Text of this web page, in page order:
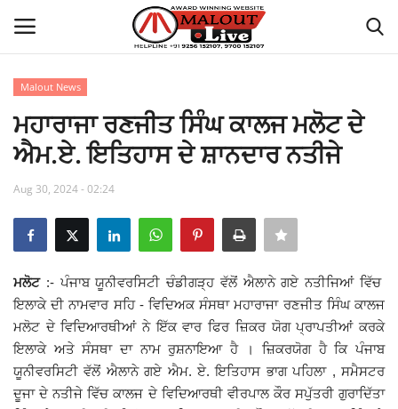
Home
How to Reach Malout
Privacy Policy
Malout News
History of Malout
Malout News
ਮਹਾਰਾਜਾ ਰਣਜੀਤ ਸਿੰਘ ਕਾਲਜ ਮਲੋਟ ਦੇ
ਐਮ.ਏ. ਇਤਿਹਾਸ ਦੇ ਸ਼ਾਨਦਾਰ ਨਤੀਜੇ
Aug 30, 2024 - 02:24
ਮਲੋਟ:- ਪੰਜਾਬ ਯੂਨੀਵਰਸਿਟੀ ਚੰਡੀਗੜ੍ਹ ਵੱਲੋਂ ਐਲਾਨੇ ਗਏ ਨਤੀਜਿਆਂ ਵਿੱਚ
ਇਲਾਕੇ ਦੀ ਨਾਮਵਾਰ ਸਹਿ - ਵਿਦਿਅਕ ਸੰਸਥਾ ਮਹਾਰਾਜਾ ਰਣਜੀਤ ਸਿੰਘ ਕਾਲਜ
ਮਲੋਟ ਦੇ ਵਿਦਿਆਰਥੀਆਂ ਨੇ ਇੱਕ ਵਾਰ ਫਿਰ ਜ਼ਿਕਰ ਯੋਗ ਪ੍ਰਾਪਤੀਆਂ ਕਰਕੇ
ਇਲਾਕੇ ਅਤੇ ਸੰਸਥਾ ਦਾ ਨਾਮ ਰੁਸ਼ਨਾਇਆ ਹੈ । ਜ਼ਿਕਰਯੋਗ ਹੈ ਕਿ ਪੰਜਾਬ
ਯੂਨੀਵਰਸਿਟੀ ਵੱਲੋਂ ਐਲਾਨੇ ਗਏ ਐਮ. ਏ. ਇਤਿਹਾਸ ਭਾਗ ਪਹਿਲਾ , ਸਮੈਸਟਰ
ਦੂਜਾ ਦੇ ਨਤੀਜੇ ਵਿੱਚ ਕਾਲਜ ਦੇ ਵਿਦਿਆਰਥੀ ਵੀਰਪਾਲ ਕੌਰ ਸਪੁੱਤਰੀ ਗੁਰਾਦਿੱਤਾ